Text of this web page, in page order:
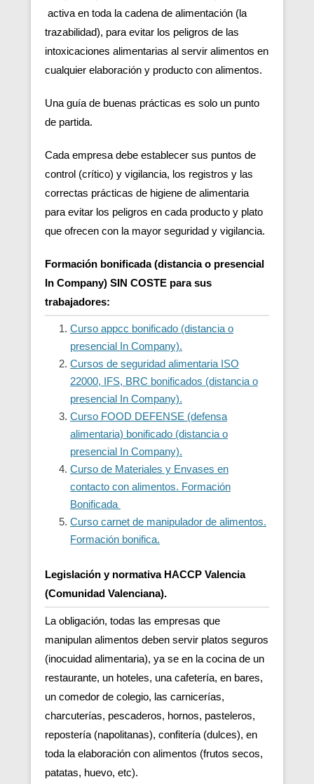
activa en toda la cadena de alimentación (la
trazabilidad), para evitar los peligros de las
intoxicaciones alimentarias al servir alimentos en
cualquier elaboración y producto con alimentos.
Una guía de buenas prácticas es solo un punto
de partida.
Cada empresa debe establecer sus puntos de
control (crítico) y vigilancia, los registros y las
correctas prácticas de higiene de alimentaria
para evitar los peligros en cada producto y plato
que ofrecen con la mayor seguridad y vigilancia.
Formación bonificada (distancia o presencial
In Company) SIN COSTE para sus
trabajadores:
Curso appcc bonificado (distancia o
presencial In Company).
Cursos de seguridad alimentaria ISO
22000, IFS, BRC bonificados (distancia o
presencial In Company).
Curso FOOD DEFENSE (defensa
alimentaria) bonificado (distancia o
presencial In Company).
Curso de Materiales y Envases en
contacto con alimentos. Formación
Bonificada
Curso carnet de manipulador de alimentos.
Formación bonifica.
Legislación y normativa HACCP Valencia
(Comunidad Valenciana).
La obligación, todas las empresas que
manipulan alimentos deben servir platos seguros
(inocuidad alimentaria), ya se en la cocina de un
restaurante, un hoteles, una cafetería, en bares,
un comedor de colegio, las carnicerías,
charcuterías, pescaderos, hornos, pasteleros,
repostería (napolitanas), confitería (dulces), en
toda la elaboración con alimentos (frutos secos,
patatas, huevo, etc).